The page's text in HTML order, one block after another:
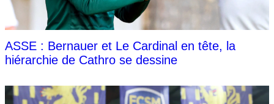
ASSE : Bernauer et Le Cardinal en tête, la
hiérarchie de Cathro se dessine